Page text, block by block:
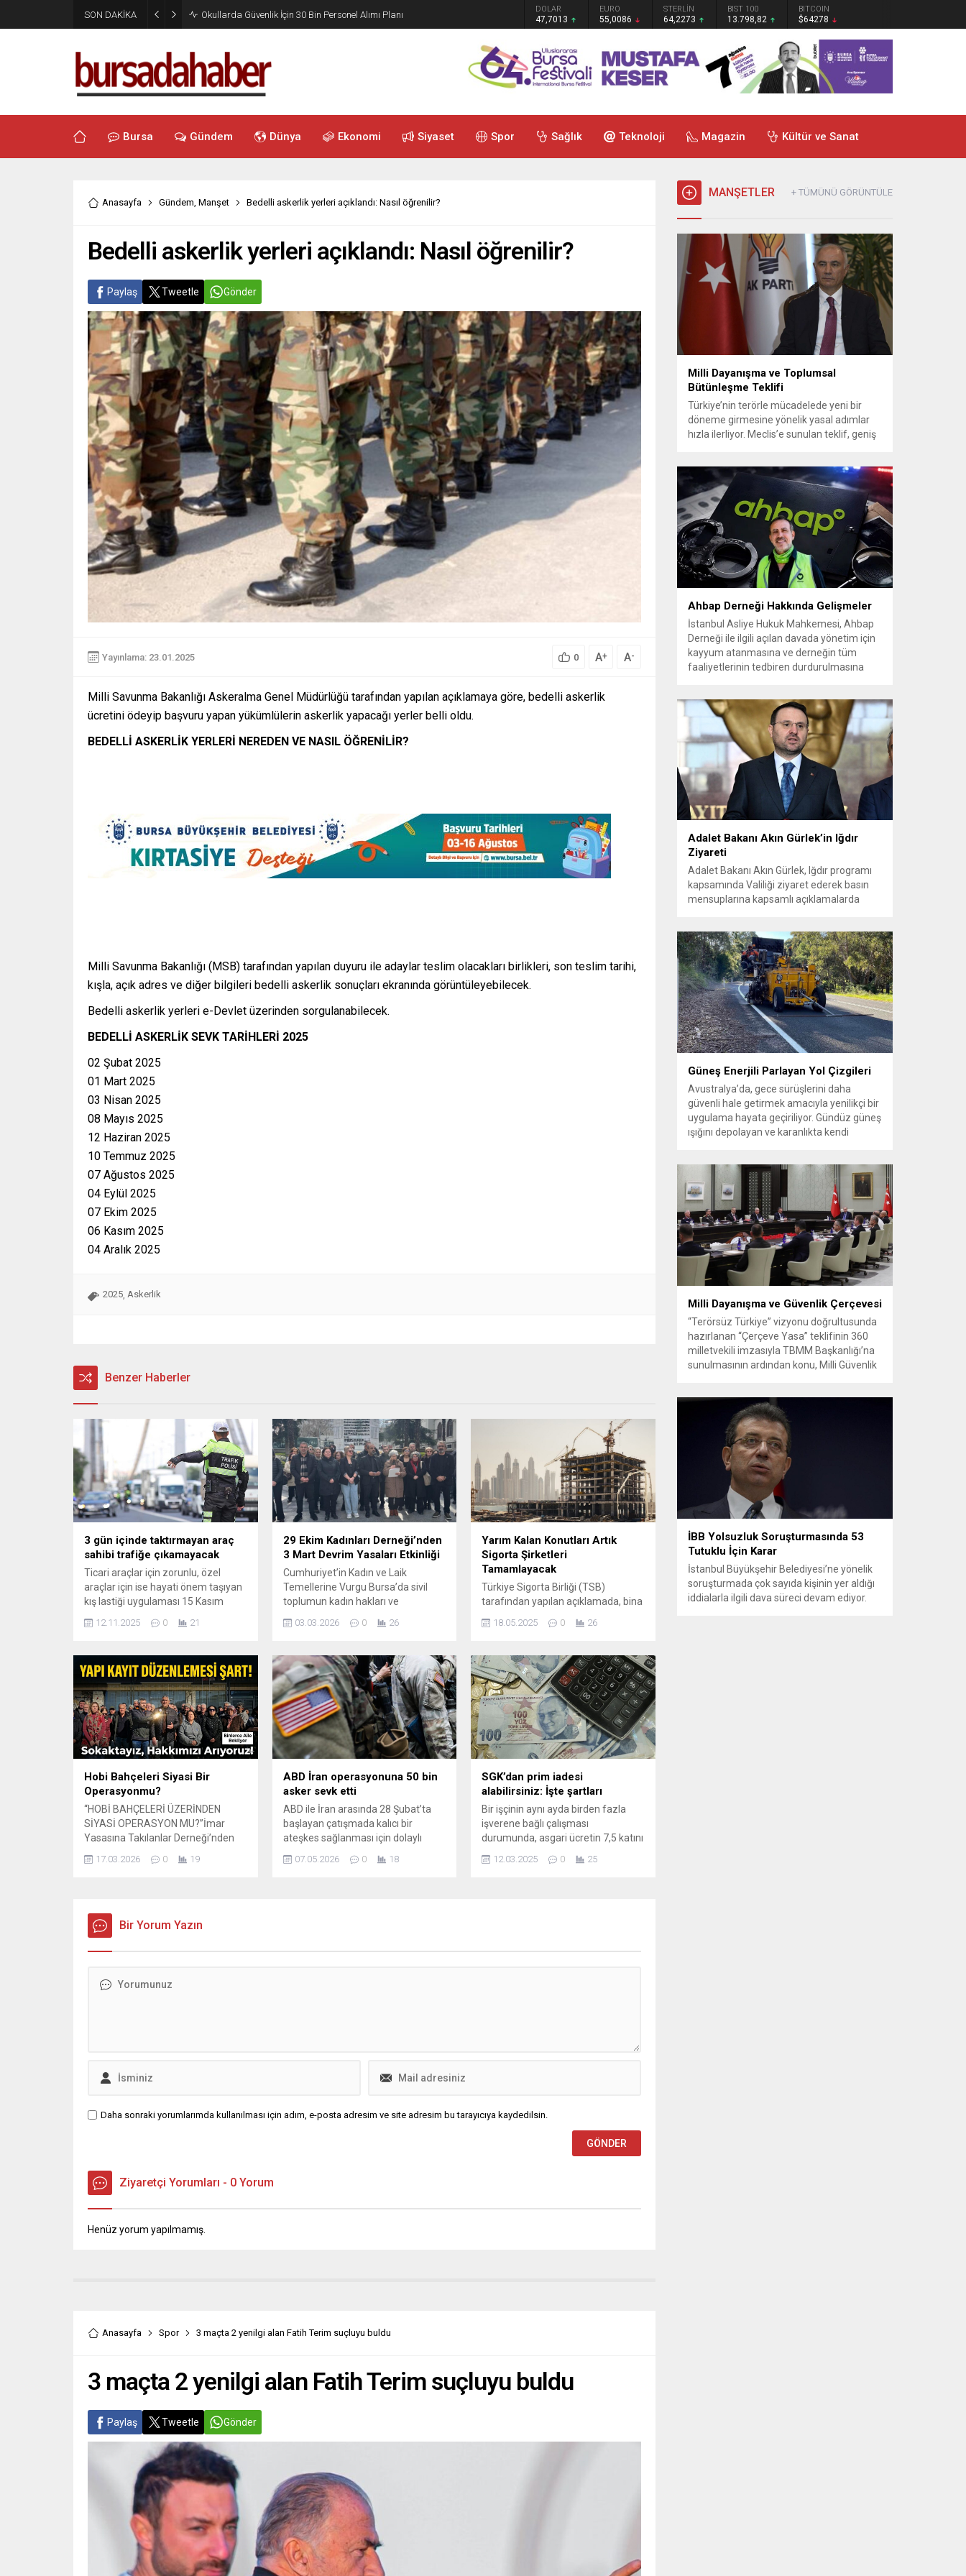
SON DAKİKA Okullarda Güvenlik İçin 30 Bin Personel Alımı Planı DOLAR
47,7013
EURO
55,0086
STERLİN
64,2273
BIST 100
13.798,82
BITCOIN
$64278
Bursa Gündem Dünya Ekonomi Siyaset Spor Sağlık Teknoloji Magazin Kültür ve Sanat
Anasayfa Gündem, Manşet Bedelli askerlik yerleri açıklandı: Nasıl öğrenilir?
Bedelli askerlik yerleri açıklandı: Nasıl öğrenilir?
Paylaş Tweetle Gönder
Yayınlama: 23.01.2025 0 A+ A-
Milli Savunma Bakanlığı Askeralma Genel Müdürlüğü tarafından yapılan açıklamaya göre, bedelli askerlik
ücretini ödeyip başvuru yapan yükümlülerin askerlik yapacağı yerler belli oldu.
BEDELLİ ASKERLİK YERLERİ NEREDEN VE NASIL ÖĞRENİLİR?
Milli Savunma Bakanlığı (MSB) tarafından yapılan duyuru ile adaylar teslim olacakları birlikleri, son teslim tarihi,
kışla, açık adres ve diğer bilgileri bedelli askerlik sonuçları ekranında görüntüleyebilecek.
Bedelli askerlik yerleri e-Devlet üzerinden sorgulanabilecek.
BEDELLİ ASKERLİK SEVK TARİHLERİ 2025
02 Şubat 2025
01 Mart 2025
03 Nisan 2025
08 Mayıs 2025
12 Haziran 2025
10 Temmuz 2025
07 Ağustos 2025
04 Eylül 2025
07 Ekim 2025
06 Kasım 2025
04 Aralık 2025
2025 Askerlik
Benzer Haberler
3 gün içinde taktırmayan araç
sahibi trafiğe çıkamayacak
Ticari araçlar için zorunlu, özel
araçlar için ise hayati önem taşıyan
kış lastiği uygulaması 15 Kasım
şartlarına uygun olmayan, kar lastiği
çıkmasına izin verilmeyecek.
Uygulamanın başlamasına yalnızca
3 gün kaldı.
12.11.2025 0 21
29 Ekim Kadınları Derneği’nden
3 Mart Devrim Yasaları Etkinliği
Cumhuriyet’in Kadın ve Laik
Temellerine Vurgu Bursa’da sivil
toplumun kadın hakları ve
önemli kuruluşlarından 29 Ekim
kabul edilen ve Türkiye
Cumhuriyeti’nin modernleşme
sürecinde kritik rol oynayan Devrim
Yasaları’nın yıl dönümünde anlamlı
bir etkinlik gerçekleştirdi. Kurucu
Başkan Sultan Yurdunal
öncülüğünde düzenlenen törende,
Hilafetin...
03.03.2026 0 26
Yarım Kalan Konutları Artık
Sigorta Şirketleri
Tamamlayacak
Türkiye Sigorta Birliği (TSB)
tarafından yapılan açıklamada, bina
özellikle ön ödemeli konut satışları
tüketicilere önemli bir güvence
sunduğu vurgulandı. Sigorta,
projelerin yarım kalması ...
18.05.2025 0 26
Hobi Bahçeleri Siyasi Bir
Operasyonmu?
“HOBİ BAHÇELERİ ÜZERİNDEN
SİYASİ OPERASYON MU?”İmar
Yasasına Takılanlar Derneği’nden
sert çıkış: “Yıkım değil çözüm
üretin!” Türkiye genelinde hobi
tartışmaları büyürken, İmar
Yasasına Takılanlar Derneği Genel
Başkanı İbrahim Hacıoğlu çok sert
özellikle hobi bahçeleri üzerinden
17.03.2026 0 19
ABD İran operasyonuna 50 bin
asker sevk etti
ABD ile İran arasında 28 Şubat’ta
başlayan çatışmada kalıcı bir
ateşkes sağlanması için dolaylı
görüşmeler devam ediyor.
Tarafların karşılıklı açıklamaları
Washington, bölgedeki askeri
07.05.2026 0 18
SGK’dan prim iadesi
alabilirsiniz: İşte şartları
Bir işçinin aynı ayda birden fazla
işverene bağlı çalışması
durumunda, asgari ücretin 7,5 katını
aşan kazançlar için ödenen sosyal
sigorta primleri geri alınabilir. İşte
12.03.2025 0 25
Bir Yorum Yazın
Daha sonraki yorumlarımda kullanılması için adım, e-posta adresim ve site adresim bu tarayıcıya kaydedilsin.
Ziyaretçi Yorumları - 0 Yorum
Henüz yorum yapılmamış.
Anasayfa Spor 3 maçta 2 yenilgi alan Fatih Terim suçluyu buldu
3 maçta 2 yenilgi alan Fatih Terim suçluyu buldu
Paylaş Tweetle Gönder
MANŞETLER + TÜMÜNÜ GÖRÜNTÜLE
Milli Dayanışma ve Toplumsal
Bütünleşme Teklifi
Türkiye’nin terörle mücadelede yeni bir
döneme girmesine yönelik yasal adımlar
hızla ilerliyor. Meclis’e sunulan teklif, geniş
Genel Başkanvekili Efkan Ala, teklifin 360’a
yakın milletvekilinin imzasıyla TBMM
Başkanlığı’na verildiğini belirterek, hem
siyasi hem de toplumsal düzeyde önemli
bir destek bulunduğunu...
Ahbap Derneği Hakkında Gelişmeler
İstanbul Asliye Hukuk Mahkemesi, Ahbap
Derneği ile ilgili açılan davada yönetim için
kayyum atanmasına ve derneğin tüm
faaliyetlerinin tedbiren durdurulmasına
adım doğrudan yönetime ilişkin bir tedbir
niteliği taşıyor. İstanbul Emniyet Müdürlüğü
Mali Suçlarla Mücadele Şube Müdürlüğü ve
Adalet Bakanı Akın Gürlek’in Iğdır
Ziyareti
Adalet Bakanı Akın Gürlek, Iğdır programı
kapsamında Valiliği ziyaret ederek basın
mensuplarına kapsamlı açıklamalarda
dosyaların yeniden ele alındığını ve
vatandaşların adalete erişiminin
güçlendirilmesine yönelik adımların
atıldığını ifade etti. Gürlek, Iğdır’ın lojistik ve
jeopolitik öneminin artacağını belirterek
bölgesel kalkınmanın adalet düzeniyle
desteklenmesi gerektiğini vurguladı....
Güneş Enerjili Parlayan Yol Çizgileri
Avustralya’da, gece sürüşlerini daha
güvenli hale getirmek amacıyla yenilikçi bir
uygulama hayata geçiriliyor. Gündüz güneş
ışığını depolayan ve karanlıkta kendi
bölgelerde sürücülere daha net bir görüş
sunmayı hedefliyor. Fosforlu kaplamaya
sahip bu yeni nesil şerit işaretleri sayesinde
virajlar, şerit sınırları...
Milli Dayanışma ve Güvenlik Çerçevesi
“Terörsüz Türkiye” vizyonu doğrultusunda
hazırlanan “Çerçeve Yasa” teklifinin 360
milletvekili imzasıyla TBMM Başkanlığı’na
sunulmasının ardından konu, Milli Güvenlik
maddelik bildiri, ülke güvenliği ve bölgesel
gelişmelere dair değerlendirmeleri
içermektedir. Yaklaşık 2 saat 15 dakika
süren oturumun sonuç metninde; terörle
mücadele, bölgesel istikrar,...
İBB Yolsuzluk Soruşturmasında 53
Tutuklu İçin Karar
İstanbul Büyükşehir Belediyesi’ne yönelik
soruşturmada çok sayıda kişinin yer aldığı
iddialarla ilgili dava süreci devam ediyor.